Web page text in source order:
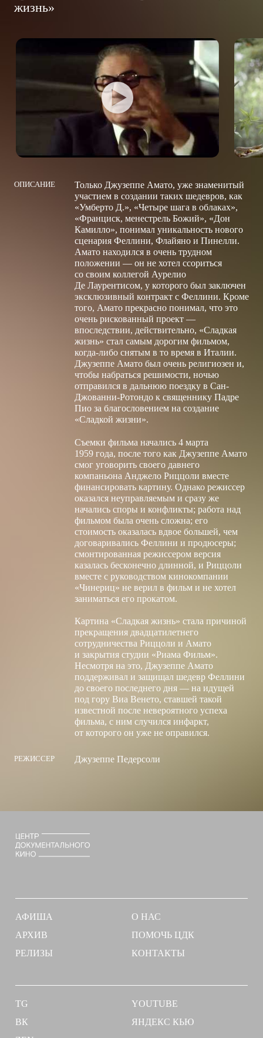
Только Джузеппе Амато, уже знаменитый
участием в создании таких шедевров, как
«Умберто Д.», «Четыре шага в облаках»,
сценария Феллини, Флайяно и Пинелли.
Амато находился в очень трудном
положении — он не хотел ссориться
со своим коллегой Аурелио
Де Лаурентисом, у которого был заключен
эксклюзивный контракт с Феллини. Кроме
того, Амато прекрасно понимал, что это
очень рискованный проект —
впоследствии, действительно, «Сладкая
жизнь» стал самым дорогим фильмом,
когда-либо снятым в то время в Италии.
Джузеппе Амато был очень религиозен и,
чтобы набраться решимости, ночью
отправился в дальнюю поездку в Сан-
Джованни-Ротондо к священнику Падре
Пио за благословением на создание
«Сладкой жизни».
Съемки фильма начались 4 марта
1959 года, после того как Джузеппе Амато
смог уговорить своего давнего
компаньона Анджело Риццоли вместе
финансировать картину. Однако режиссер
оказался неуправляемым и сразу же
фильмом была очень сложна; его
стоимость оказалась вдвое большей, чем
договаривались Феллини и продюсеры;
смонтированная режиссером версия
казалась бесконечно длинной, и Риццоли
вместе с руководством кинокомпании
«Чинериц» не верил в фильм и не хотел
заниматься его прокатом.
Картина «Сладкая жизнь» стала причиной
прекращения двадцатилетнего
сотрудничества Риццоли и Амато
и закрытия студии «Риама Фильм».
Несмотря на это, Джузеппе Амато
поддерживал и защищал шедевр Феллини
до своего последнего дня — на идущей
под гору Виа Венето, ставшей такой
известной после невероятного успеха
фильма, с ним случился инфаркт,
от которого он уже не оправился.
Джузеппе Педерсоли
РЕЛИЗЫ
ZEN